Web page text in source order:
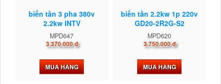
biến tần 3 pha 380v
2.2kw INTV
MPD647
3.370.000 đ
MUA HÀNG
biến tần 2.2kw 1p 220v
GD20-2R2G-S2
MPD620
3.750.000 đ
MUA HÀNG